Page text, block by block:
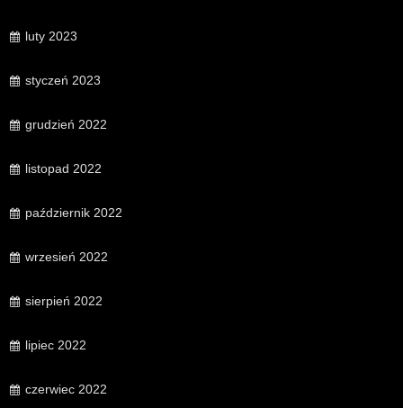
luty 2023
styczeń 2023
grudzień 2022
listopad 2022
październik 2022
wrzesień 2022
sierpień 2022
lipiec 2022
czerwiec 2022